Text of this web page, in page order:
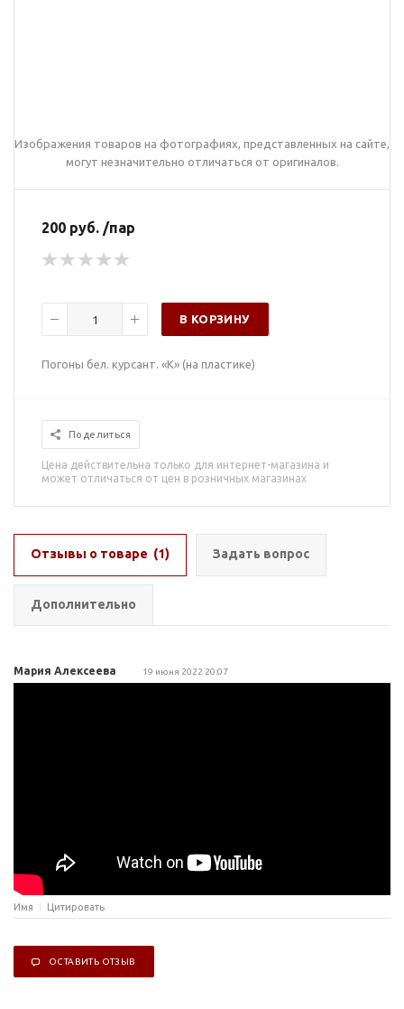
Изображения товаров на фотографиях, представленных на сайте,
могут незначительно отличаться от оригиналов.
200 руб. /пар
В КОРЗИНУ
Погоны бел. курсант. «К» (на пластике)
Поделиться
Цена действительна только для интернет-магазина и
может отличаться от цен в розничных магазинах
Отзывы о товаре (1) Задать вопрос
Дополнительно
Мария Алексеева 19 июня 2022 20:07
Имя Цитировать
ОСТАВИТЬ ОТЗЫВ